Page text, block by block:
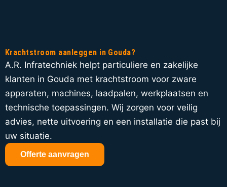
Krachtstroom aanleggen in Gouda?
A.R. Infratechniek helpt particuliere en zakelijke
klanten in Gouda met krachtstroom voor zware
apparaten, machines, laadpalen, werkplaatsen en
technische toepassingen. Wij zorgen voor veilig
advies, nette uitvoering en een installatie die past bij
uw situatie.
Offerte aanvragen